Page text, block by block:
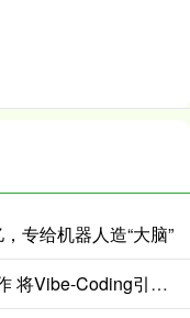
专给机器人造“大脑”
飞乐乐 亚马逊云与Superblocks合作 将Vibe-Coding引入企业私有云